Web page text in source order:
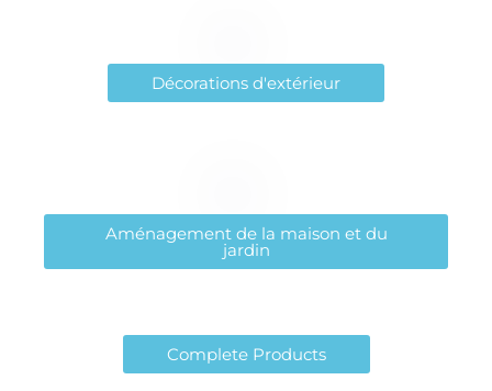
Décorations d'extérieur
Aménagement de la maison et du
jardin
Complete Products